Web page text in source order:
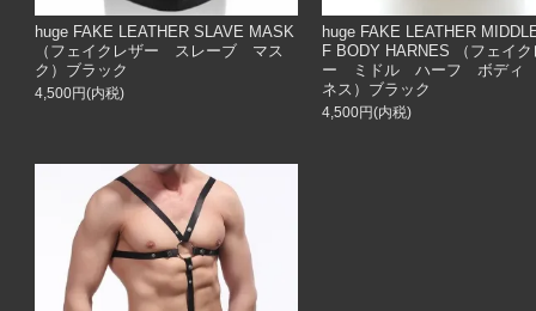
huge FAKE LEATHER SLAVE MASK
（フェイクレザー スレーブ マス
ク）ブラック
4,500円(内税)
huge FAKE LEATHER
F BODY HARNES （フェイ
ー ミドル ハーフ ボディ
ネス）ブラック
4,500円(内税)